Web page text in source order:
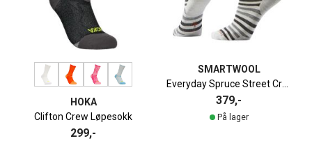
HOKA
Clifton Crew Løpesokk
299,-
SMARTWOOL
379,-
På lager